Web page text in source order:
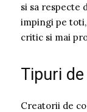
si sa respecte
impingi pe toti,
critic si mai
Tipuri
Creatorii de